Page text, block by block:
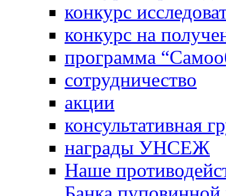
конкурс
конкурс на
программа
сотрудничество
акции
консультативная
награды УНСЕЖ
Наше